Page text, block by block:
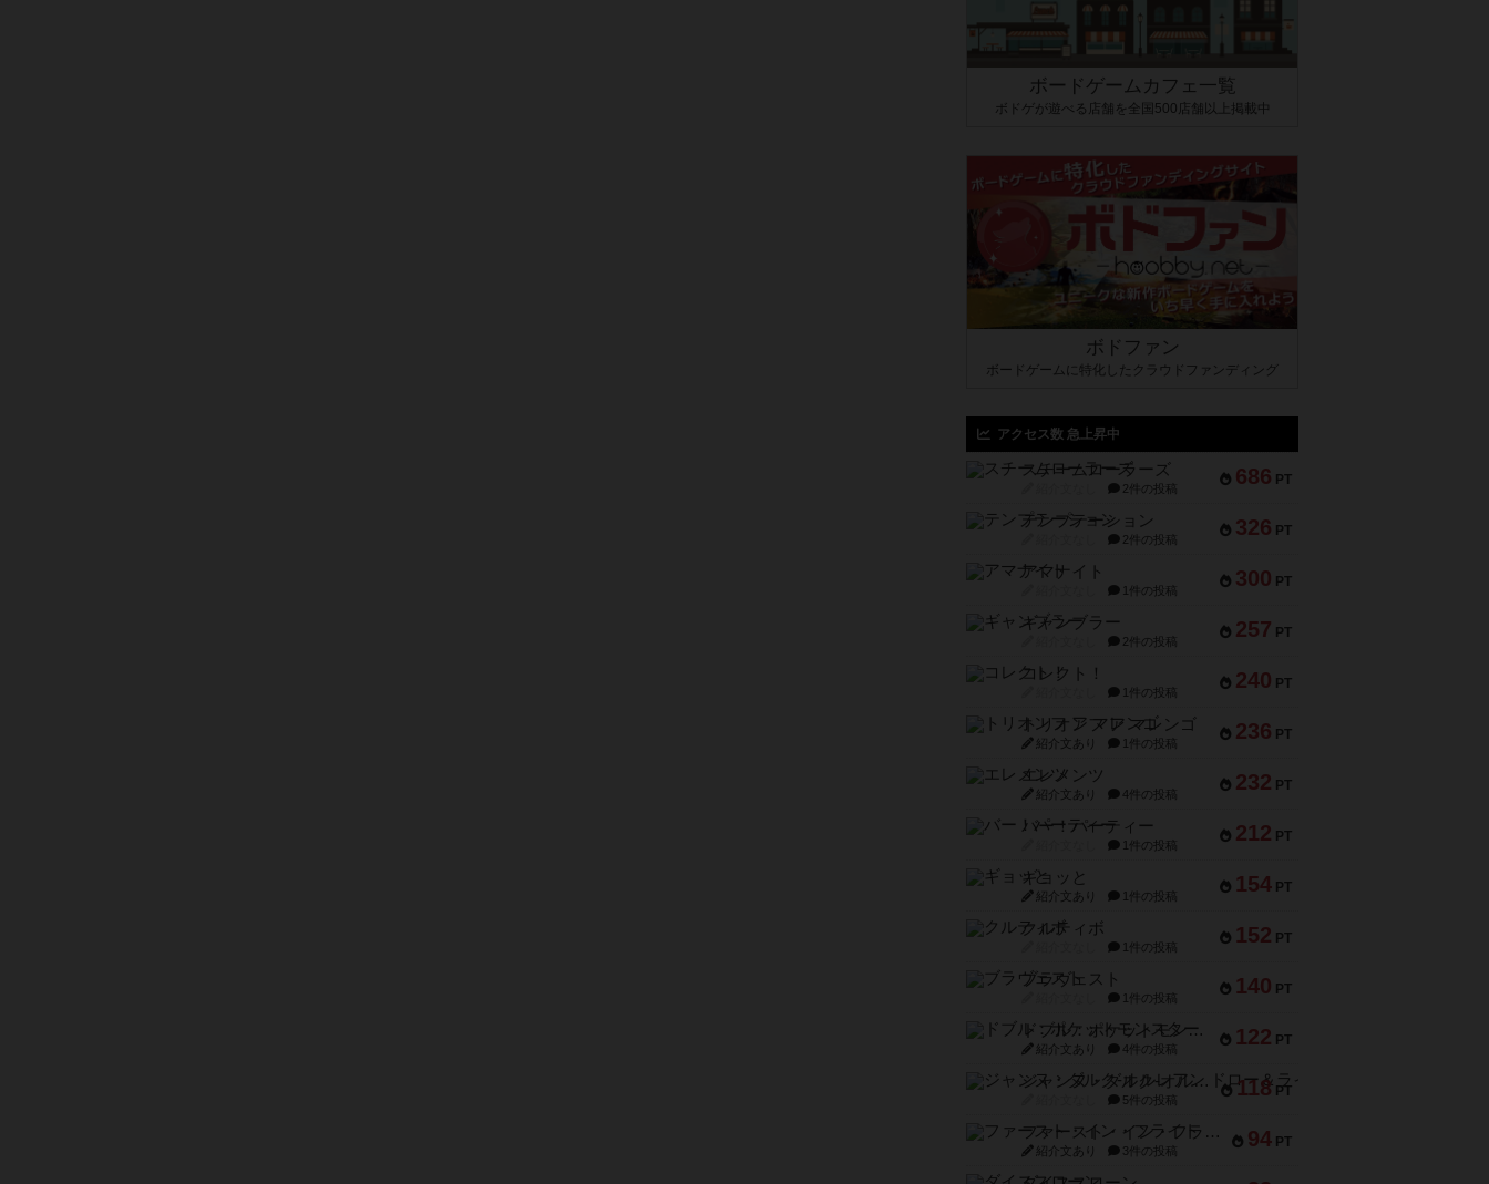
ボードゲームカフェ一覧
ボドゲが遊べる店舗を全国500店舗以上掲載中
ボドファン
ボードゲームに特化したクラウドファンディング
アクセス数 急上昇中
686 PT
スチームローラーズ
2件の投稿
326 PT
テンプテーション
2件の投稿
300 PT
アマナイト
1件の投稿
257 PT
ギャンブラー
2件の投稿
240 PT
コレクト！
1件の投稿
236 PT
トリオンフ ア マレンゴ
紹介文あり 1件の投稿
232 PT
エレメンツ
紹介文あり 4件の投稿
212 PT
バー！パーティー
1件の投稿
154 PT
ギョッと
紹介文あり 1件の投稿
152 PT
クルティボ
1件の投稿
140 PT
ブラヴェスト
1件の投稿
122 PT
ドブル：ポケットモンスター
紹介文あり 4件の投稿
118 PT
ジャンヌ・ダルク-オルレアン ドロー＆ライト
5件の投稿
94 PT
ファースト・イン・フライト
紹介文あり 3件の投稿